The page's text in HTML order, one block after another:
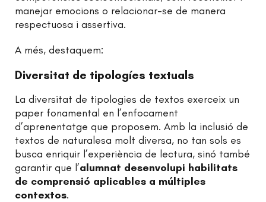
manejar emocions o relacionar-se de manera
respectuosa i assertiva.
A més, destaquem:
Diversitat de tipologíes textuals
La diversitat de tipologies de textos exerceix un
paper fonamental en l’enfocament
d’aprenentatge que proposem. Amb la inclusió de
textos de naturalesa molt diversa, no tan sols es
busca enriquir l’experiència de lectura, sinó també
garantir que l’alumnat desenvolupi habilitats
de comprensió aplicables a múltiples
contextos.